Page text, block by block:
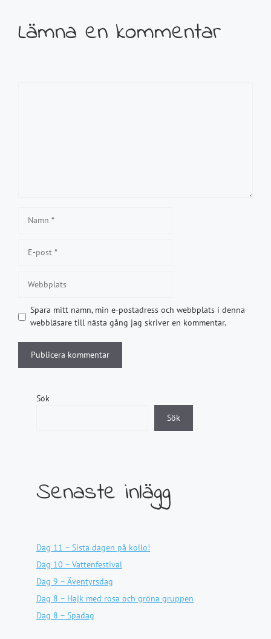
Lämna en kommentar
post
Spara mitt namn, min e-postadress och webbplats i denna
webbläsare till nästa gång jag skriver en kommentar.
Sök
Sök
Senaste inlägg
Dag 11 – Sista dagen på kollo!
Dag 10 – Vattenfestival
Dag 9 – Äventyrsdag
Dag 8 – Hajk med rosa och gröna gruppen
Dag 8 – Spadag